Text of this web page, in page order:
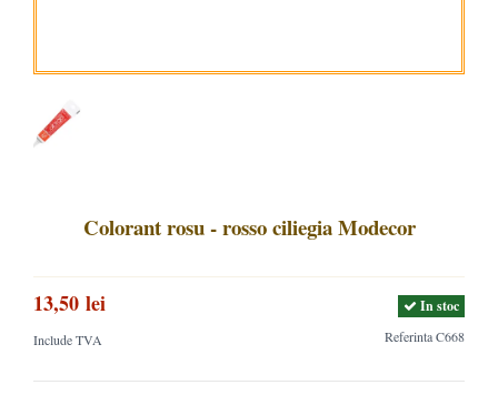
Colorant rosu - rosso ciliegia Modecor
ReferintaC668
In stoc
13,50 lei
Include TVA